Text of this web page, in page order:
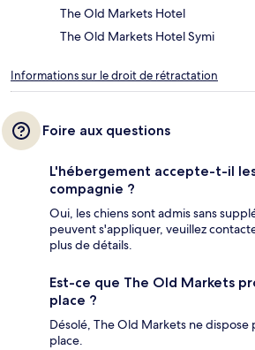
The Old Markets Hotel
The Old Markets Hotel Symi
Informations sur le droit de rétractation
Foire aux questions
L'hébergement accepte-t-il
compagnie ?
Oui, les chiens sont admis sans
peuvent s'appliquer, veuillez
plus de détails.
Est-ce que The Old Markets
place ?
Désolé, The Old Markets ne dispose
place.